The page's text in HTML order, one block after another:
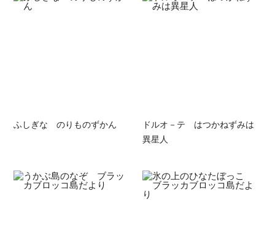
ふしぎな のりものずかん
ドルオ－テ はつかねずみは
異星人